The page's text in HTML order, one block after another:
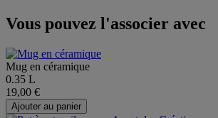
Vous pouvez l'associer avec
Mug en céramique
0.35 L
19,00 €
Ajouter au panier